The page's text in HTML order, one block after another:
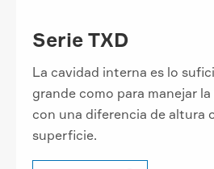
Serie TXD
La cavidad interna es lo
grande como para manejar
con una diferencia de altura
superficie.